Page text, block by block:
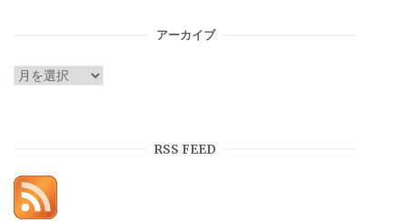
アーカイブ
ア
RSS FEED